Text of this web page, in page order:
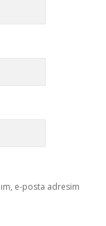
e-posta adresim